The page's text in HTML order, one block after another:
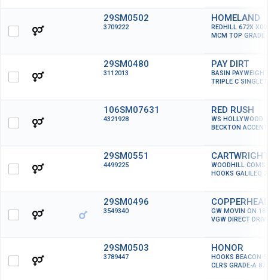
29SM0502
3709222
HOMELAND
REDHILL 672X
MCM TOP GRADE
29SM0480
3112013
PAY DIRT
BASIN
TRIPLE C
106SM07631
4321928
RED RUSH
WS HOLLYWOOD
BECKTON
29SM0551
4499225
CARTWRIGHT
WOODHILL
HOOKS GALILEO
29SM0496
3549340
GW MOVIN ON
VGW DIRECT
29SM0503
3789447
HONOR
HOOKS BEACON
CLRS GRADE-A